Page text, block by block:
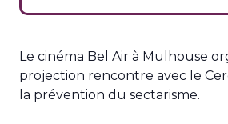
Le cinéma Bel Air à Mulhouse
projection rencontre avec le
la prévention du sectarisme.